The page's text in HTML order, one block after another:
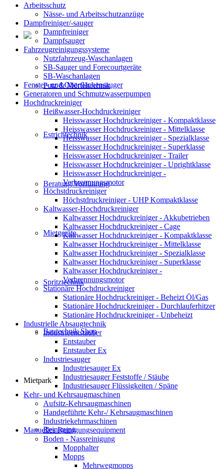
Putz & Mörteltechnik
Estrichtechnik
Beratung Vorführung
Mietgeräte
Spritztechnik
Bautechnik Shop
Mietpark
Reinigung
Arbeitsschutz
Nässe- und Arbeitsschutzanzüge
Dampfreiniger/-sauger
Dampfreiniger
Dampfsauger
Fahrzeugreinigungssysteme
Nutzfahrzeug-Waschanlagen
SB-Sauger und Forecourtgeräte
SB-Waschanlagen
Fenster- und Oberflächensauger
Generatoren und Schmutzwasserpumpen
Hochdruckreiniger
Heißwasser-Hochdruckreiniger
Heisswasser Hochdruckreiniger - Kompaktklasse
Heisswasser Hochdruckreiniger - Mittelklasse
Heisswasser Hochdruckreiniger - Spezialklasse
Heisswasser Hochdruckreiniger - Superklasse
Heisswasser Hochdruckreiniger - Trailer
Heisswasser Hochdruckreiniger - Uprightklasse
Heisswasser Hochdruckreiniger -
Verbrennungsmotor
Höchstdruckreiniger
Höchstdruckreiniger - UHP Kompaktklasse
Kaltwasser-Hochdruckreiniger
Kaltwasser Hochdruckreiniger - Akkubetrieben
Kaltwasser Hochdruckreiniger - Cage
Kaltwasser Hochdruckreiniger - Kompaktklasse
Kaltwasser Hochdruckreiniger - Mittelklasse
Kaltwasser Hochdruckreiniger - Spezialklasse
Kaltwasser Hochdruckreiniger - Superklasse
Kaltwasser Hochdruckreiniger -
Verbrennungsmotor
Stationäre Hochdruckreiniger
Stationäre Hochdruckreiniger - Beheizt Öl/Gas
Stationäre Hochdruckreiniger - Durchlauferhitzer
Stationäre Hochdruckreiniger - Unbeheizt
Industrielle Absaugtechnik
Industrieentstauber
Entstauber
Entstauber Ex
Industriesauger
Industriesauger Ex
Industriesauger Feststoffe / Stäube
Industriesauger Flüssigkeiten / Späne
Kehr- und Kehrsaugmaschinen
Aufsitz-Kehrsaugmaschinen
Handgeführte Kehr-/ Kehrsaugmaschinen
Industriekehrmaschinen
Manuelles Reinigungsequipment
Boden - Nassreinigung
Mopphalter
Mopps
Mehrwegmopps